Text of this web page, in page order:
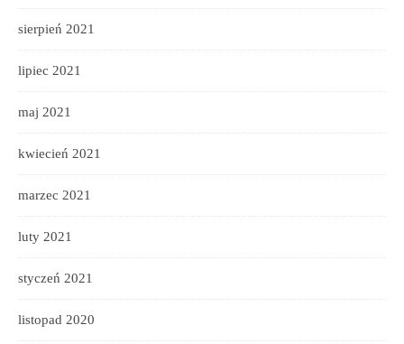
sierpień 2021
lipiec 2021
maj 2021
kwiecień 2021
marzec 2021
luty 2021
styczeń 2021
listopad 2020